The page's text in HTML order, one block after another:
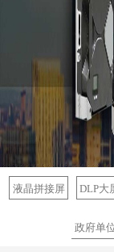
液晶拼接屏 DLP大
政府单